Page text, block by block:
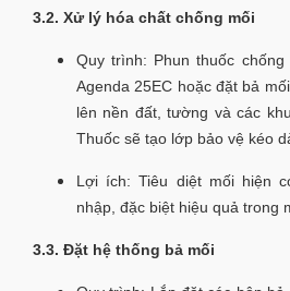
3.2. Xử lý hóa chất chống mối
Quy trình: Phun thuốc chống
Agenda 25EC hoặc đặt bả
lên nền đất, tường và các
Thuốc sẽ tạo lớp bảo vệ kéo
Lợi ích: Tiêu diệt mối hiện
nhập, đặc biệt hiệu quả trong
3.3. Đặt hệ thống bả mối